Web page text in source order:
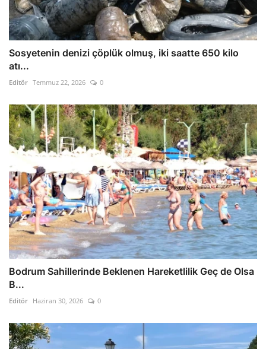
Sosyetenin denizi çöplük olmuş, iki saatte 650 kilo
atı...
Editör Temmuz 22, 2026 0
Bodrum Sahillerinde Beklenen Hareketlilik Geç de Olsa
B...
Editör Haziran 30, 2026 0